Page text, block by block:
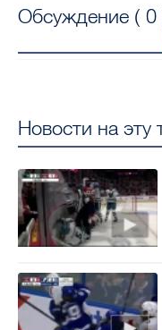
Обсуждение ( 0
Новости на эту